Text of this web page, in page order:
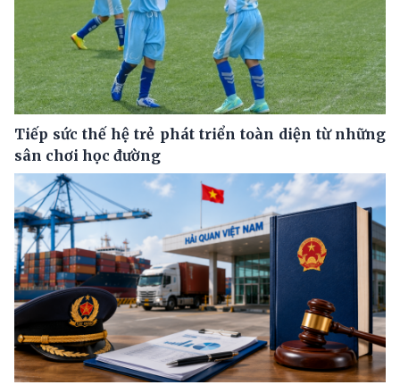
Tiếp sức thế hệ trẻ phát triển toàn diện từ những
sân chơi học đường